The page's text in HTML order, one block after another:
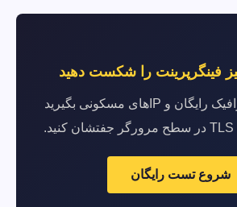
۵۰۰ مگابایت ترافیک رایگان و IPهای مسکونی بگیرید
شروع تست رایگان